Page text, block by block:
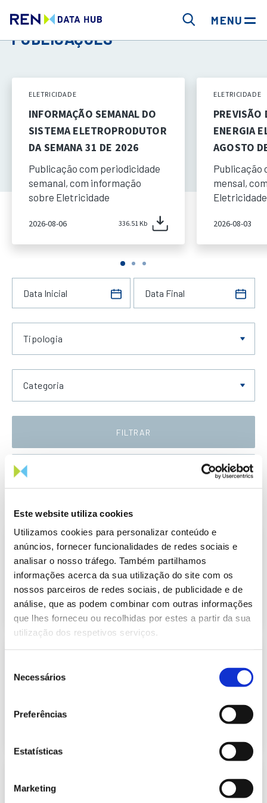
Este website utiliza cookies
Utilizamos cookies para personalizar conteúdo e
anúncios, fornecer funcionalidades de redes sociais e
analisar o nosso tráfego. Também partilhamos
informações acerca da sua utilização do site com os
nossos parceiros de redes sociais, de publicidade e de
análise, que as podem combinar com outras informações
que lhes forneceu ou recolhidas por estes a partir da sua
utilização dos respetivos serviços.
Necessários
Preferências
Estatísticas
Marketing
MENU
PUBLICAÇÕES
ELETRICIDADE
INFORMAÇÃO SEMANAL DO
SISTEMA ELETROPRODUTOR
DA SEMANA 31 DE 2026
Publicação com periodicidade
semanal, com informação
sobre Eletricidade
2026-08-06 336.51 Kb
ELETRICIDADE
PREVISÃO
ENERGIA
AGOSTO
Publicação
mensal,
Eletricidade
2026-08-03
Tipologia
Categoria
FILTRAR
Data Crescente
1.10 Mb
Dados Técnicos de 2020
Publicação com periodicidade anual com
informação de Eletricidade e Gás
2021-03-31 Eletricidade e Gás Natural
427.93 Kb
Previsão do Consumo de Energia
Publicação com periodicidade mensal, com
444.55 Kb